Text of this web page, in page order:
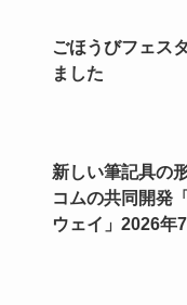
ごほうびフェス
ました
新しい筆記具の
コムの共同開発
ウェイ」2026年